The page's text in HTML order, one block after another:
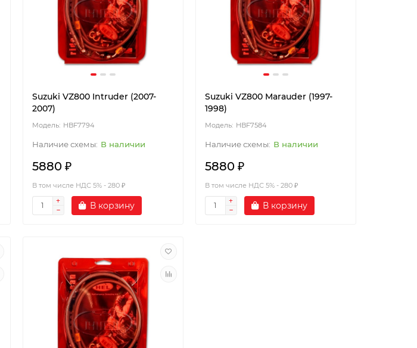
Suzuki VZ800 Intruder (2007-
2007)
HBF7794
В наличии
5880 ₽
В том числе НДС 5% - 280 ₽
В корзину
Suzuki VZ800 Marauder (1997-
1998)
HBF7584
В наличии
5880 ₽
В том числе НДС 5% - 280 ₽
В корзину